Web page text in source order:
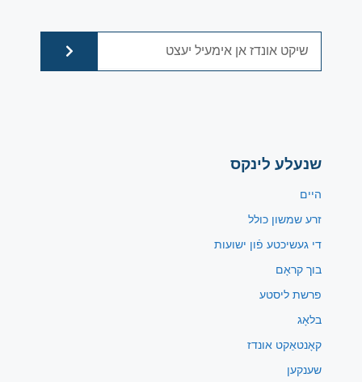
שנעלע לינקס
היים
זרע שמשון כולל
די געשיכטע פֿון ישועות
בוך קראָם
פרשת ליסטע
בלאָג
קאָנטאַקט אונדז
שענקען